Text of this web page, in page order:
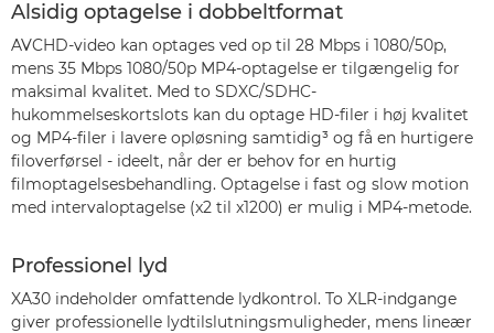
Alsidig optagelse i dobbeltformat
AVCHD-video kan optages ved op til 28 Mbps i 1080/50p,
mens 35 Mbps 1080/50p MP4-optagelse er tilgængelig for
maksimal kvalitet. Med to SDXC/SDHC-
hukommelseskortslots kan du optage HD-filer i høj kvalitet
og MP4-filer i lavere opløsning samtidig³ og få en hurtigere
filoverførsel - ideelt, når der er behov for en hurtig
filmoptagelsesbehandling. Optagelse i fast og slow motion
med intervaloptagelse (x2 til x1200) er mulig i MP4-metode.
Professionel lyd
XA30 indeholder omfattende lydkontrol. To XLR-indgange
giver professionelle lydtilslutningsmuligheder, mens lineær